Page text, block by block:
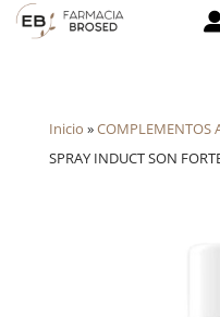
Inicio »COMPLEMENTOS
SPRAY INDUCT SON